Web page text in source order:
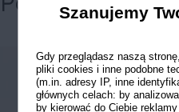
Szanujemy
Gdy przeglądasz naszą
pliki cookies i inne podobne
(m.in. adresy IP, inne
głównych celach: by
by kierować do Ciebie